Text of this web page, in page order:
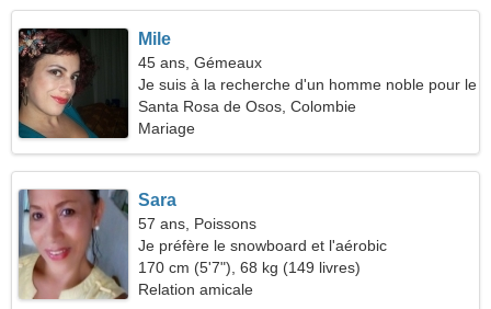
Mile
45 ans, Gémeaux
Je suis à la recherche d'un homme noble pour le
romantisme
Santa Rosa de Osos, Colombie
Mariage
Sara
57 ans, Poissons
Je préfère le snowboard et l'aérobic
170 cm (5'7"), 68 kg (149 livres)
Relation amicale